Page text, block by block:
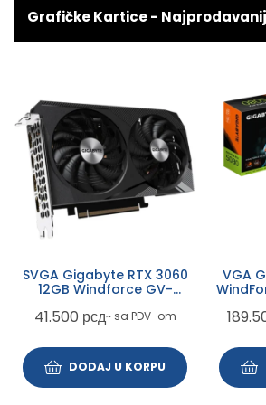
Grafičke Kartice -
SVGA Gigabyte RTX 3060
12GB Windforce GV-
41.500 рсд~ sa PDV-om
DODAJ U KORPU
VGA